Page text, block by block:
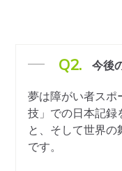
Q2.
今後
夢は障がい者スポ
技」での日本記録
と、そして世界の
です。